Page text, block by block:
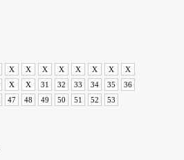
X X X X X X X
X
X X 31 32 33 34 35
36
47 48 49 50 51 52 53